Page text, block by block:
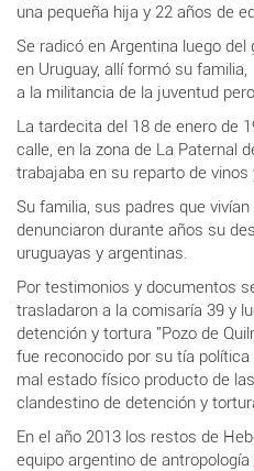
una pequeña hija y 22 años de
Se radicó en Argentina luego del
en Uruguay, allí formó su
a la militancia de la juventud
La tardecita del 18 de enero de
calle, en la zona de La Paternal
trabajaba en su reparto de
Su familia, sus padres que
denunciaron durante años su
uruguayas y argentinas.
Por testimonios y documentos
trasladaron a la comisaría 39 y
detención y tortura "Pozo de
fue reconocido por su tía política
mal estado físico producto de
clandestino de detención y
En el año 2013 los restos de
equipo argentino de